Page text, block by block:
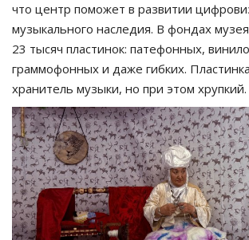
что центр поможет в развитии
музыкального наследия. В фондах
23 тысяч пластинок: патефонных,
граммофонных и даже гибких. Пластинка
хранитель музыки, но при этом хрупкий.